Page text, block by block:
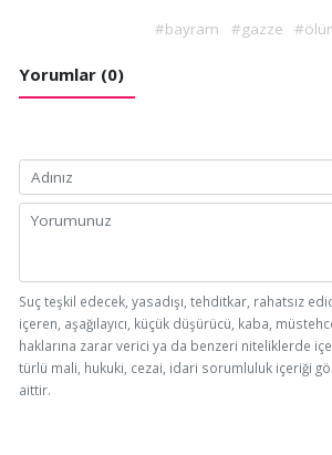
#bayram #gazze
Yorumlar (0)
Suç teşkil edecek, yasadışı, tehditkar, rahatsız
içeren, aşağılayıcı, küçük düşürücü, kaba,
haklarına zarar verici ya da benzeri niteliklerde
türlü mali, hukuki, cezai, idari sorumluluk içeriği
aittir.